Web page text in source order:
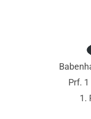
Prf.
1.